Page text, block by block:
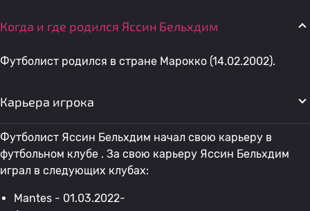
Когда и где родился Яссин Бельхдим
Футболист родился в стране Марокко (14.02.2002).
Карьера игрока
Футболист Яссин Бельхдим начал свою карьеру в
футбольном клубе . За свою карьеру Яссин Бельхдим
играл в следующих клубах:
Mantes - 01.03.2022-